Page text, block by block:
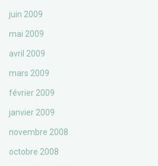
juin 2009
mai 2009
avril 2009
mars 2009
février 2009
janvier 2009
novembre 2008
octobre 2008